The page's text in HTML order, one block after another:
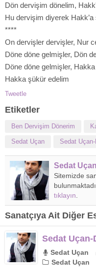
Dön dervişim dönelim,
Hu dervişim diyerek
****
On dervişler dervişler, Nur
Döne döne gelmişler, Dön
Döne döne gelmişler,
Hakka şükür edelim
Tweetle
Etiketler
Ben Dervişim Dönerim
Sedat Uçan Sedat
Sedat Uçan
Sitemizde
tıklayın
Sanatçıya Ait Diğer
Sedat
Sedat Uçan
Sedat Uçan